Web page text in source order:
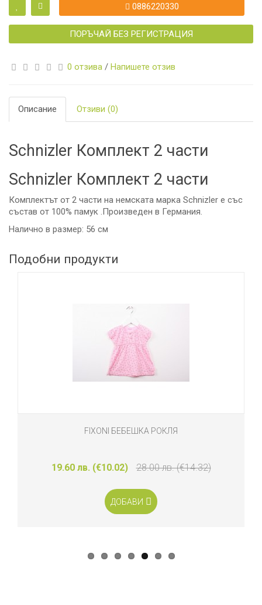
0886220330
ПОРЪЧАЙ БЕЗ РЕГИСТРАЦИЯ
0 отзива / Напишете отзив
Описание Отзиви (0)
Schnizler Комплект 2 части
Schnizler Комплект 2 части
Комплектът от 2 части на немската марка Schnizler e със
състав от 100% памук .Произведен в Германия.
Налично в размер: 56 см
Подобни продукти
FIXONI БЕБЕШКА РОКЛЯ
19.60 лв. (€10.02) 28.00 лв. (€14.32)
ДОБАВИ